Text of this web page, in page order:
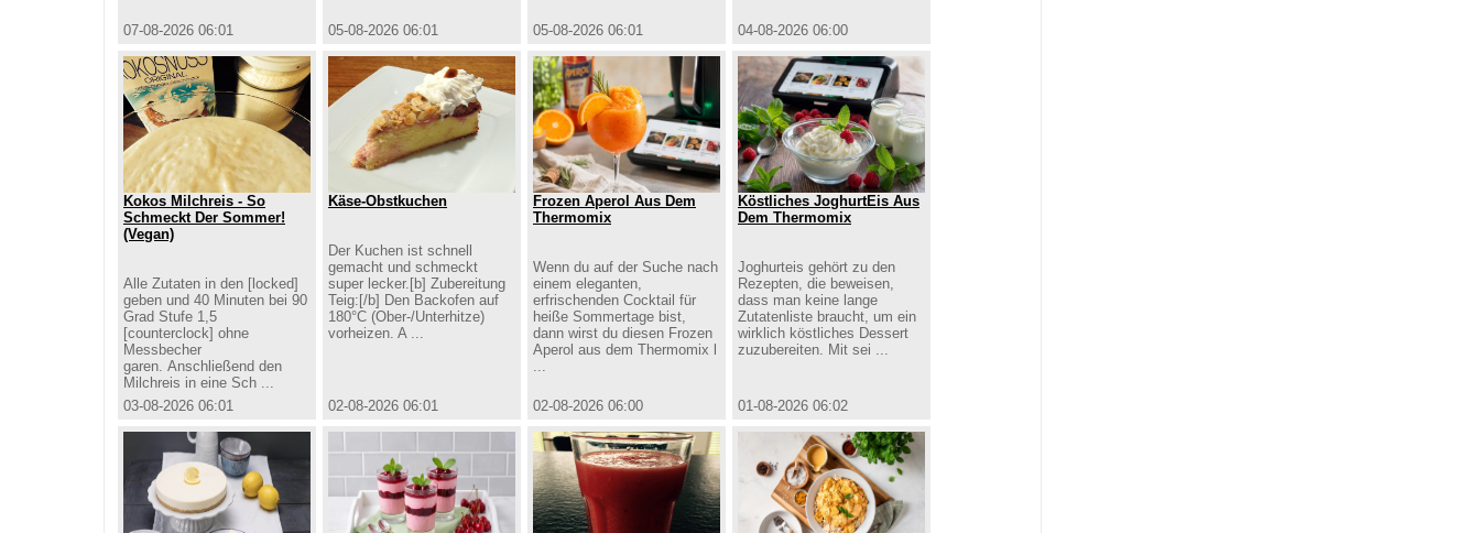
07-08-2026 06:01 05-08-2026 06:01 05-08-2026 06:01 04-08-2026 06:00
Kokos Milchreis - So
Schmeckt Der Sommer!
(vegan)
Alle Zutaten in den [locked]
geben und 40 Minuten bei 90
Grad Stufe 1,5
[counterclock] ohne
Messbecher
garen. Anschließend den
Milchreis in eine Sch ...
03-08-2026 06:01
Käse-Obstkuchen
Der Kuchen ist schnell
gemacht und schmeckt
super lecker.[b] Zubereitung
Teig:[/b] Den Backofen auf
180°C (Ober-/Unterhitze)
vorheizen. A ...
02-08-2026 06:01
Frozen Aperol Aus Dem
Thermomix
Wenn du auf der Suche nach
einem eleganten,
erfrischenden Cocktail für
heiße Sommertage bist,
dann wirst du diesen Frozen
Aperol aus dem Thermomix l
...
02-08-2026 06:00
Köstliches JoghurtEis Aus
Dem Thermomix
Joghurteis gehört zu den
Rezepten, die beweisen,
dass man keine lange
Zutatenliste braucht, um ein
wirklich köstliches Dessert
zuzubereiten. Mit sei ...
01-08-2026 06:02